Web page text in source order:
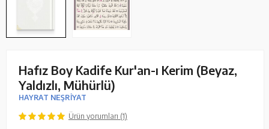
Hafız Boy Kadife Kur'an-ı Kerim (Beyaz,
Yaldızlı, Mühürlü)
HAYRAT NEŞRİYAT
Ürün yorumları (1)